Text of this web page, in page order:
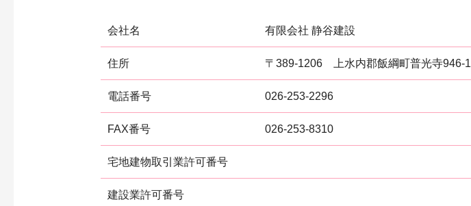
会社名 有限会社 静谷建設
住所 〒389-1206 上水内郡飯綱町普光寺946-1
電話番号 026-253-2296
FAX番号 026-253-8310
宅地建物取引業許可番号
建設業許可番号